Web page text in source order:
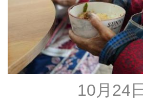
10月24日